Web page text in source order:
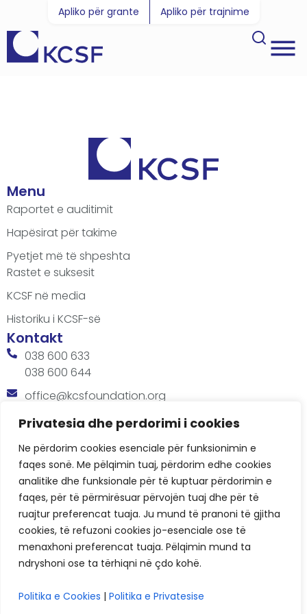
Privatesia dhe perdorimi i cookies
Ne përdorim cookies esenciale për funksionimin e
faqes sonë. Me pëlqimin tuaj, përdorim edhe cookies
analitike dhe funksionale për të kuptuar përdorimin e
faqes, për të përmirësuar përvojën tuaj dhe për të
ruajtur preferencat tuaja. Ju mund të pranoni të gjitha
cookies, të refuzoni cookies jo-esenciale ose të
menaxhoni preferencat tuaja. Pëlqimin mund ta
ndryshoni ose ta tërhiqni në çdo kohë.
Politika e Cookies | Politika e Privatesise
Apliko për grante Apliko për trajnime
Menu
Raportet e auditimit
Hapësirat për takime
Pyetjet më të shpeshta
Rastet e suksesit
KCSF në media
Historiku i KCSF-së
Kontakt
038 600 633
038 600 644
office@kcsfoundation.org
Besa Imami, Lam A, H1, Kat.12, nr. 65-1, Lakrishtë,
Orari
8:00 AM - 4:00 PM
KCSF © 2026
Politikat e Privatësisë